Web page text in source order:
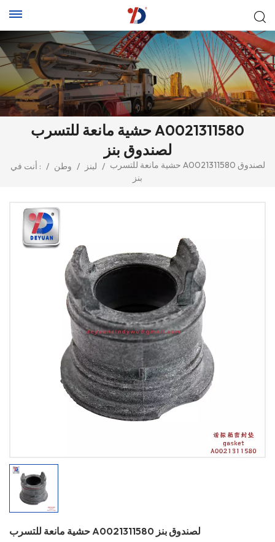
حشية مانعة للتسرب A0021311580
لصندوق بنز
أنت في : / وطن / لبنز / حشية مانعة للتسرب A0021311580 لصندوق
بنز
حشية مانعة للتسرب A0021311580 لصندوق بنز